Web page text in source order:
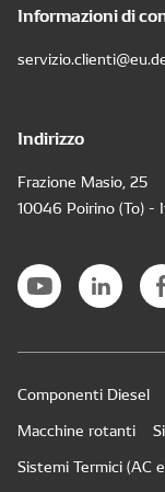
Informazioni di
Indirizzo
Frazione Masio, 25
10046 Poirino (To) -
Componenti Diesel
Macchine rotanti
Sistemi Termici (AC